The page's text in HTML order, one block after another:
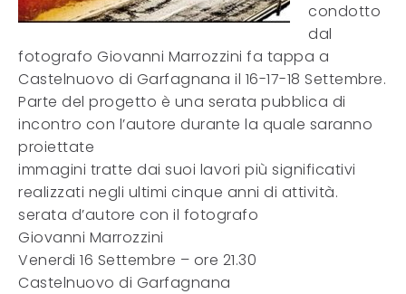
condotto
dal
fotografo Giovanni Marrozzini fa tappa a
Castelnuovo di Garfagnana il 16-17-18 Settembre.
Parte del progetto è una serata pubblica di
incontro con l’autore durante la quale saranno
proiettate
immagini tratte dai suoi lavori più significativi
realizzati negli ultimi cinque anni di attività.
serata d’autore con il fotografo
Giovanni Marrozzini
Venerdi 16 Settembre – ore 21.30
Castelnuovo di Garfagnana